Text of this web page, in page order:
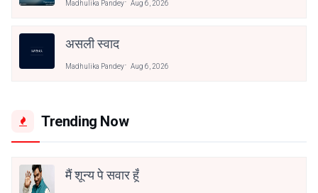
Madhulika Pandey Aug 6, 2026
असली स्वाद
Madhulika Pandey Aug 6, 2026
Trending Now
मैं शून्य पे सवार हूँ